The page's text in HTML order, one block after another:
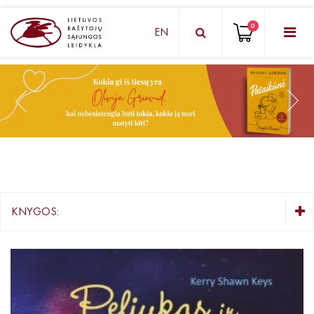
KNYGŲ DĖŽUTĖ - STAIGMENA
Grožinė literatūra
KNYGOS PIGIAU
EN 0
KNYGOS:
Knygos vaikams ir paaugliams
Negrožinė literatūra